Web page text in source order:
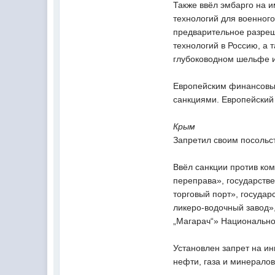
Также ввёл эмбарго на
технологий для
предварительное
технологий в Россию, а
глубоководном шельфе
Европейским
санкциями.
Крым
Запретил своим
Ввёл санкции против
переправа»,
торговый порт»,
ликеро-водочный
„Магарач“»
Установлен запрет на
нефти, газа и